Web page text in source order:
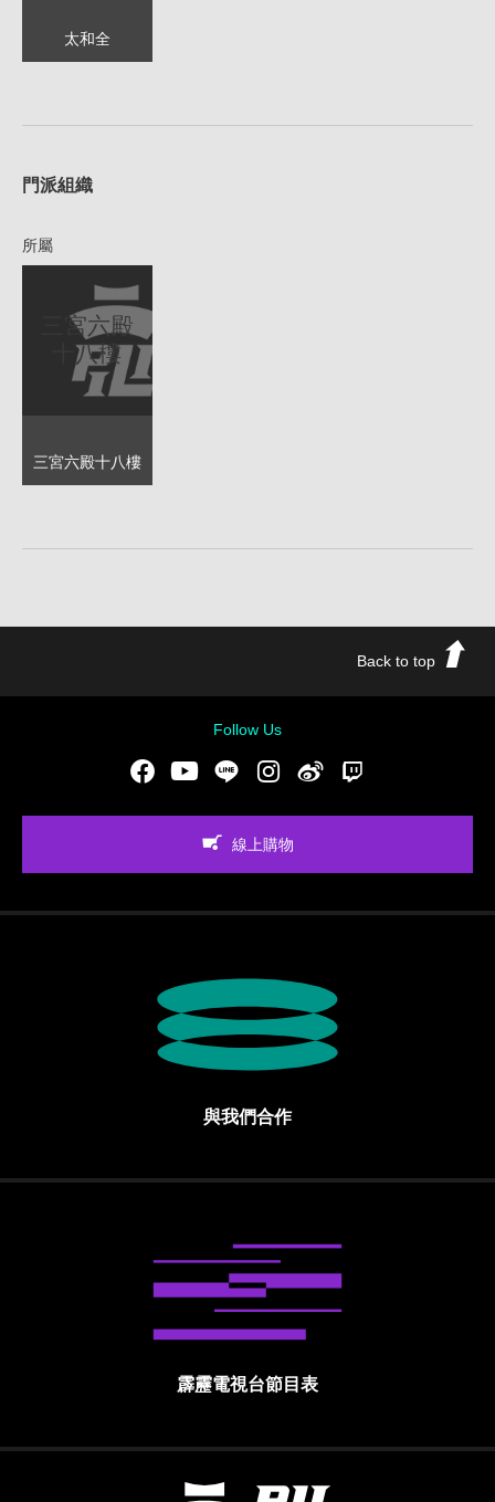
太和全
門派組織
所屬
三宮六殿
十八樓
三宮六殿十八樓
Back to top
Follow Us
FacebookYoutubeLINE Instgram新浪微博
線上購物
與我們合作
霹靂電視台節目表
霹靂國際多媒體股份有限公司 PILI